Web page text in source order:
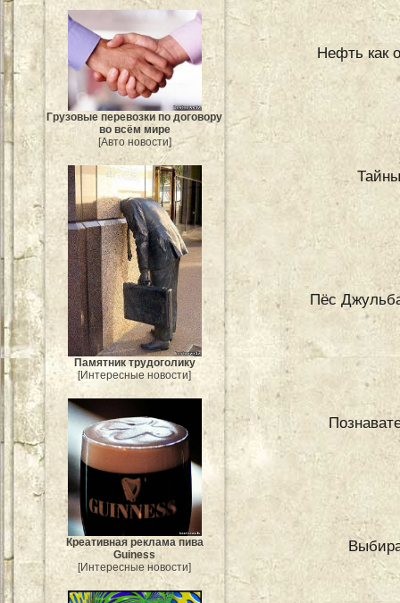
Грузовые перевозки по договору
во всём мире
[Авто новости]
Памятник трудоголику
[Интересные новости]
Креативная реклама пива
Guiness
[Интересные новости]
Нефть как
Пёс